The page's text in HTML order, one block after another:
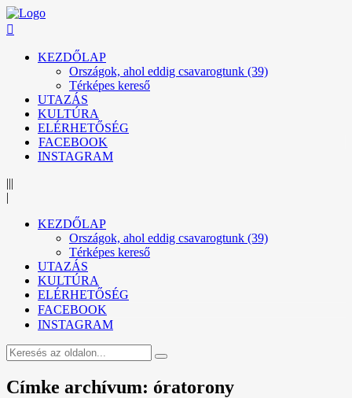
KEZDŐLAP
Országok, ahol eddig csavarogtunk (39)
Térképes kereső
UTAZÁS
KULTÚRA
ELÉRHETŐSÉG
FACEBOOK
INSTAGRAM
|||
|
KEZDŐLAP
Országok, ahol eddig csavarogtunk (39)
Térképes kereső
UTAZÁS
KULTÚRA
ELÉRHETŐSÉG
FACEBOOK
INSTAGRAM
Címke archívum: óratorony